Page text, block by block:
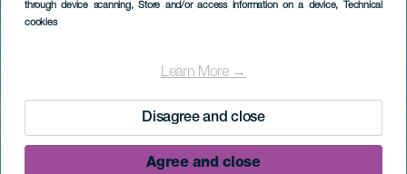
through device scanning, Store and/or access information on a device, Technical
cookies
Learn More →
Disagree and close
Agree and close